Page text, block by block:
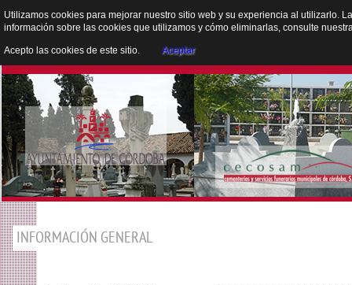
INFORMACIÓN GENERAL
Utilizamos cookies para mejorar nuestro sitio web y su experiencia al utilizarlo.
información sobre las cookies que utilizamos y cómo eliminarlas, consulte
Acepto las cookies de este sitio. Aceptar